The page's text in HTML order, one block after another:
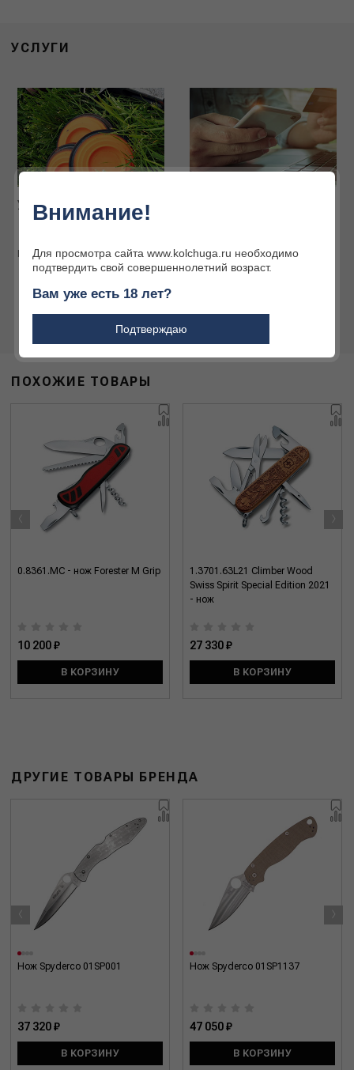
УСЛУГИ
Услуги наших партнёров
Подробнее
активного отдыха
Подробнее
ПОХОЖИЕ ТОВАРЫ
0.8361.MC - нож Forester M Grip
10 200 ₽
В КОРЗИНУ
1.3701.63L21 Climber Wood
Swiss Spirit Special Edition 2021
- нож
27 330 ₽
В КОРЗИНУ
‹ ›
ДРУГИЕ ТОВАРЫ БРЕНДА
Нож Spyderco 01SP001
37 320 ₽
В КОРЗИНУ
Нож Spyderco 01SP1137
47 050 ₽
В КОРЗИНУ
‹ ›
Внимание!
Для просмотра сайта www.kolchuga.ru необходимо
подтвердить свой совершеннолетний возраст.
Вам уже есть 18 лет?
Подтверждаю